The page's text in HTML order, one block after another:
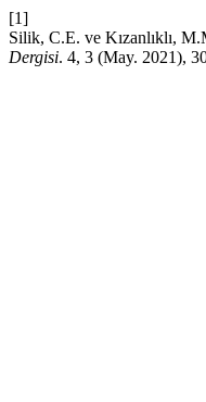
[1]
Silik, C.E. ve Kızanlıklı,
Dergisi. 4, 3 (May. 2021),